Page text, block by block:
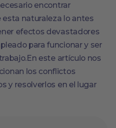
encontrar
naturaleza lo antes
efectos devastadores
para funcionar y ser
este artículo nos
los conflictos
y resolverlos en el lugar